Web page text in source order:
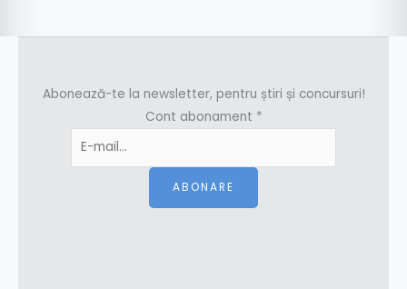
Abonează-te la newsletter, pentru știri și concursuri!
Cont abonament *
ABONARE